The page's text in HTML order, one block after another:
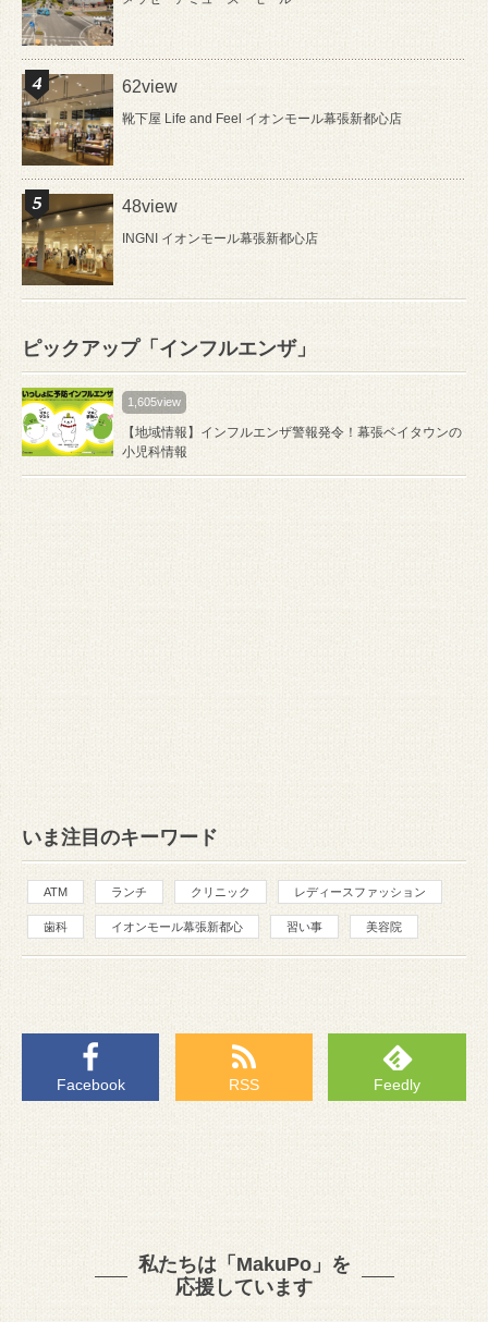
62view
靴下屋 Life and Feel イオンモール幕張新都心店
48view
INGNI イオンモール幕張新都心店
ピックアップ「インフルエンザ」
1,605view
【地域情報】インフルエンザ警報発令！幕張ベイタウンの
小児科情報
いま注目のキーワード
ATM ランチ クリニック レディースファッション
歯科 イオンモール幕張新都心 習い事 美容院
Facebook RSS Feedly
私たちは「MakuPo」を
応援しています